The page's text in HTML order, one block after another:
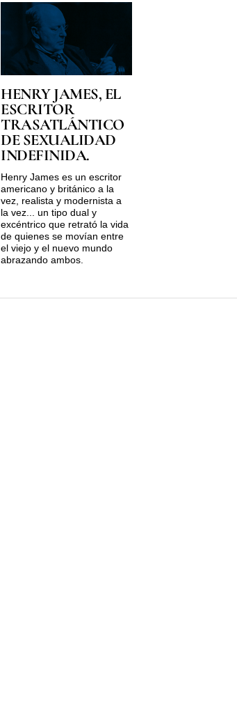
HENRY JAMES, EL
ESCRITOR
TRASATLÁNTICO
DE SEXUALIDAD
INDEFINIDA.
Henry James es un escritor
americano y británico a la
vez, realista y modernista a
la vez... un tipo dual y
excéntrico que retrató la vida
de quienes se movían entre
el viejo y el nuevo mundo
abrazando ambos.